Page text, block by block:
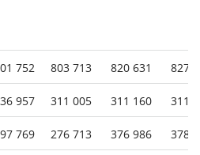
752 803 713 820 631 827
957 311 005 311 160 311
769 276 713 376 986 378